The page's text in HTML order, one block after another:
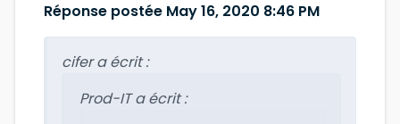
Réponse postée May 16, 2020 8:46 PM
cifer a écrit :
Prod-IT a écrit :